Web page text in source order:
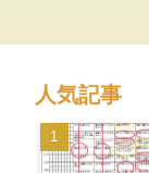
人気記事